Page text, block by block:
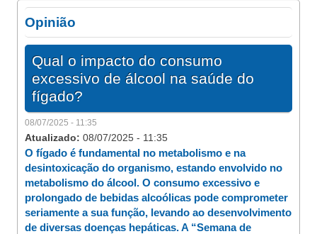
Opinião
Qual o impacto do consumo
excessivo de álcool na saúde do
fígado?
08/07/2025 - 11:35
Atualizado: 08/07/2025 - 11:35
O fígado é fundamental no metabolismo e na
desintoxicação do organismo, estando envolvido no
metabolismo do álcool. O consumo excessivo e
prolongado de bebidas alcoólicas pode comprometer
seriamente a sua função, levando ao desenvolvimento
de diversas doenças hepáticas. A “Semana de